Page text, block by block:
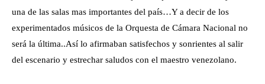
una de las salas mas importantes del país…Y a decir de los
experimentados músicos de la Orquesta de Cámara Nacional no
será la última..Así lo afirmaban satisfechos y sonrientes al salir
del escenario y estrechar saludos con el maestro venezolano.